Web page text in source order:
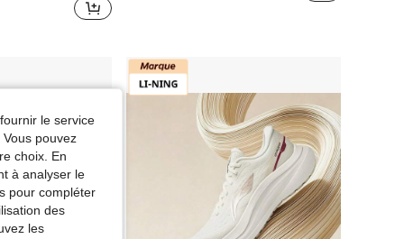
le service
pouvez
choix. En
à analyser le
pour compléter
des
les